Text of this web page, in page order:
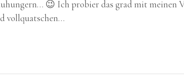
😉 Ich probier das grad mit meinen
vollquatschen…